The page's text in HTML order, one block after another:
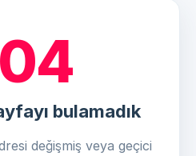
bulamadık
değişmiş veya geçici